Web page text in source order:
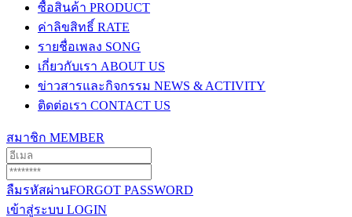
ซื้อสินค้า PRODUCT
ค่าลิขสิทธิ์ RATE
รายชื่อเพลง SONG
เกี่ยวกับเรา ABOUT US
ข่าวสารและกิจกรรม NEWS & ACTIVITY
ติดต่อเรา CONTACT US
สมาชิก MEMBER
ลืมรหัสผ่านFORGOT PASSWORD
เข้าสู่ระบบ LOGIN